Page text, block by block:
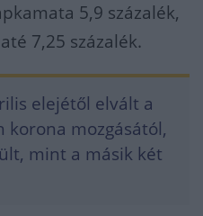
5,9 százalék,
7,25 százalék.
elejétől elvált a
korona mozgásától,
mint a másik két